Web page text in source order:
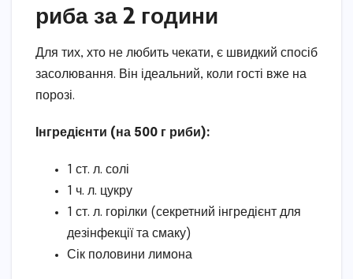
риба за 2 години
Для тих, хто не любить чекати, є швидкий спосіб
засолювання. Він ідеальний, коли гості вже на
порозі.
Інгредієнти (на 500 г риби):
1 ст. л. солі
1 ч. л. цукру
1 ст. л. горілки (секретний інгредієнт для
дезінфекції та смаку)
Сік половини лимона